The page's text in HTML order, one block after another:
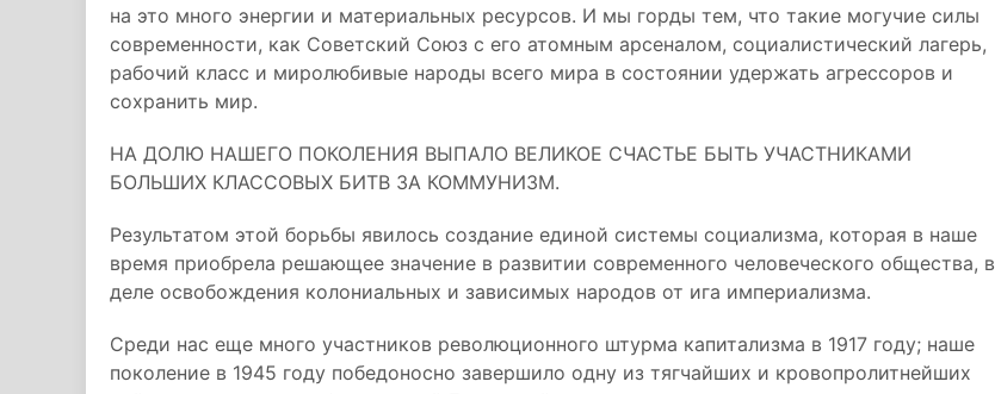
на это много энергии и материальных ресурсов. И мы горды тем, что такие могучие силы
современности, как Советский Союз с его атомным арсеналом, социалистический лагерь,
рабочий класс и миролюбивые народы всего мира в состоянии удержать агрессоров и
сохранить мир.
НА ДОЛЮ НАШЕГО ПОКОЛЕНИЯ ВЫПАЛО ВЕЛИКОЕ СЧАСТЬЕ БЫТЬ УЧАСТНИКАМИ
БОЛЬШИХ КЛАССОВЫХ БИТВ ЗА КОММУНИЗМ.
Результатом этой борьбы явилось создание единой системы социализма, которая в наше
время приобрела решающее значение в развитии современного человеческого общества, в
деле освобождения колониальных и зависимых народов от ига империализма.
Среди нас еще много участников революционного штурма капитализма в 1917 году; наше
поколение в 1945 году победоносно завершило одну из тягчайших и кровопролитнейших